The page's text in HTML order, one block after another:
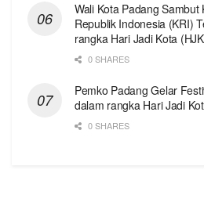
Wali Kota Padang
Republik Indonesia (KRI)
rangka Hari Jadi Kota
0 SHARES
Pemko Padang Gelar
dalam rangka Hari Jadi
0 SHARES